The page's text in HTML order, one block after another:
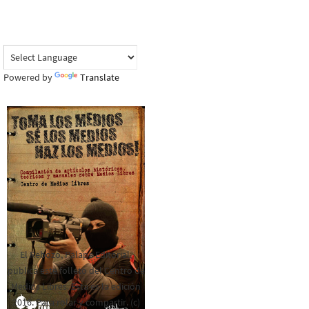
Powered by Translate
El Rebozo, Palapa Editorial,
publica este folleto del Centro de
Medios Libres. Esta es la edición
2016. Para rolar y compartir. (c)